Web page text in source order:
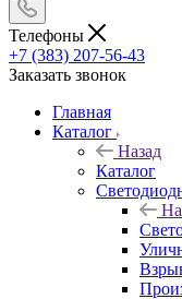
Телефоны
+7 (383) 207-56-43
Заказать звонок
Главная
Каталог
Назад
Каталог